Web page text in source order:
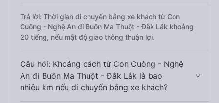
Trả lời: Thời gian di chuyển bằng xe khách từ Con
Cuông - Nghệ An đi Buôn Ma Thuột - Đắk Lắk khoảng
20 tiếng, nếu mật độ giao thông thuận lợi.
Câu hỏi: Khoảng cách từ Con Cuông - Nghệ
An đi Buôn Ma Thuột - Đắk Lắk là bao
nhiêu km nếu di chuyển bằng xe khách?